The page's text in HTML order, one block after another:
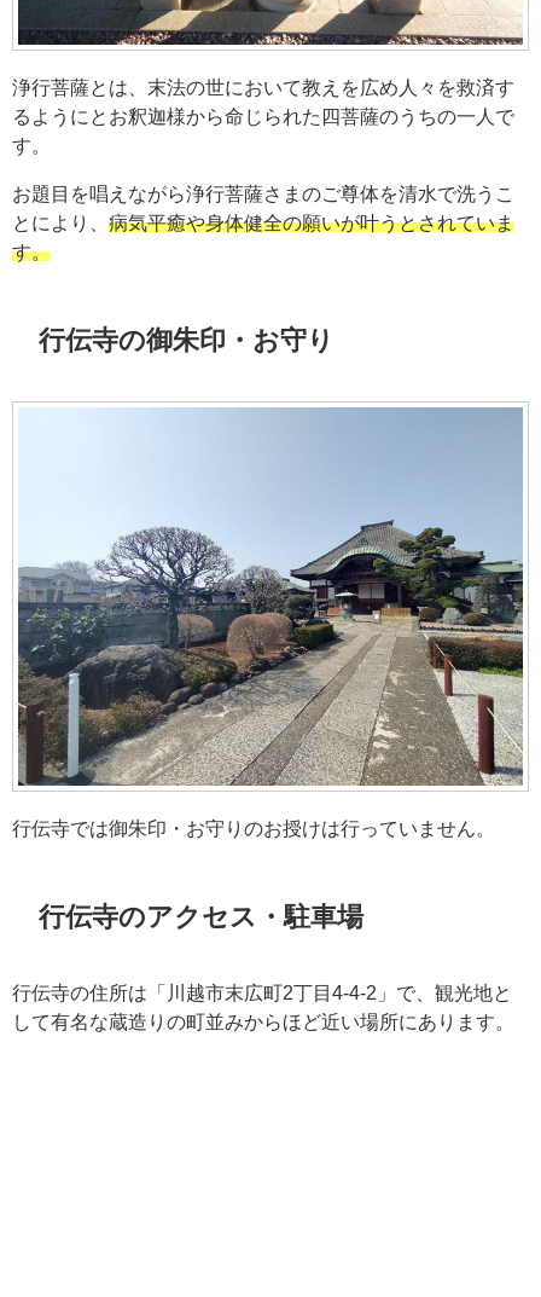
浄行菩薩とは、末法の世において教えを広め人々を救済す
るようにとお釈迦様から命じられた四菩薩のうちの一人で
す。
お題目を唱えながら浄行菩薩さまのご尊体を清水で洗うこ
とにより、 病気平癒や身体健全の願いが叶うとされていま
す。
行伝寺の御朱印・お守り
行伝寺では御朱印・お守りのお授けは行っていません。
行伝寺のアクセス・駐車場
行伝寺の住所は「川越市末広町2丁目4-4-2」で、観光地と
して有名な蔵造りの町並みからほど近い場所にあります。